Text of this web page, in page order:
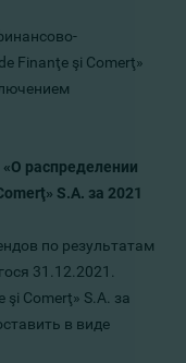
Finanţe şi Comerţ»
распределении
S.A. за 2021
по результатам
31.12.2021.
Comerţ» S.A. за
в виде